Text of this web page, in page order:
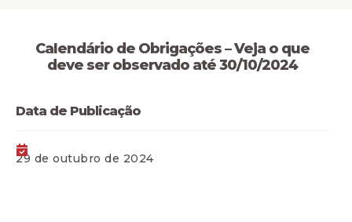
Calendário de Obrigações – Veja o que
deve ser observado até 30/10/2024
Data de Publicação
29 de outubro de 2024